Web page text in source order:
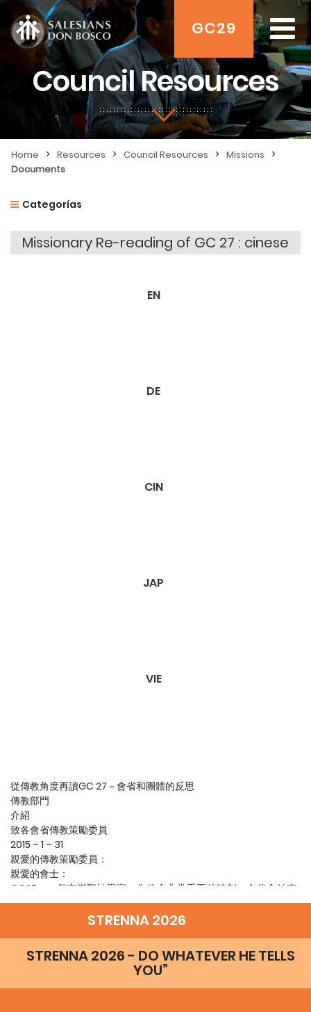
GC29
Council Resources
Home > Resources > Council Resources > Missions >
Documents
Categorías
Missionary Re-reading of GC 27 : cinese
EN
DE
CIN
JAP
VIE
從傳教角度再讀GC 27－會省和團體的反思
傳教部門
介紹
致各會省傳教策勵委員
2015 – 1 – 31
親愛的傳教策勵委員：
親愛的會士：
GC27－一個充滿聖神恩寵、為修會非常重要的時刻；全代會結束
快一年了。
教宗方濟各不厭其煩地告訴我們，需要「喚醒世界」。危險的，就
記全代會的指示！
這幾頁紙張，目的是幫助傳教委員，以及每一位會士，讓GC27的
傳教心火保持旺盛，有如善良的慈幼使徒，聽從GC27的勸諭，懷
STRENNA 2026
STRENNA 2026 - DO WHATEVER HE TELLS
YOU”